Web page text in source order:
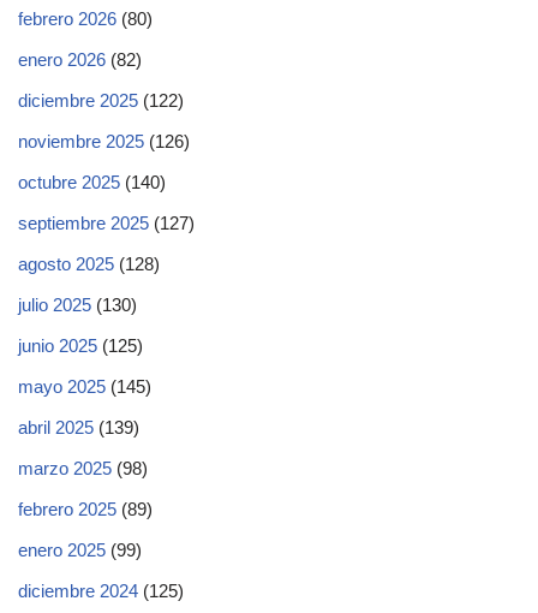
febrero 2026 (80)
enero 2026 (82)
diciembre 2025 (122)
noviembre 2025 (126)
octubre 2025 (140)
septiembre 2025 (127)
agosto 2025 (128)
julio 2025 (130)
junio 2025 (125)
mayo 2025 (145)
abril 2025 (139)
marzo 2025 (98)
febrero 2025 (89)
enero 2025 (99)
diciembre 2024 (125)